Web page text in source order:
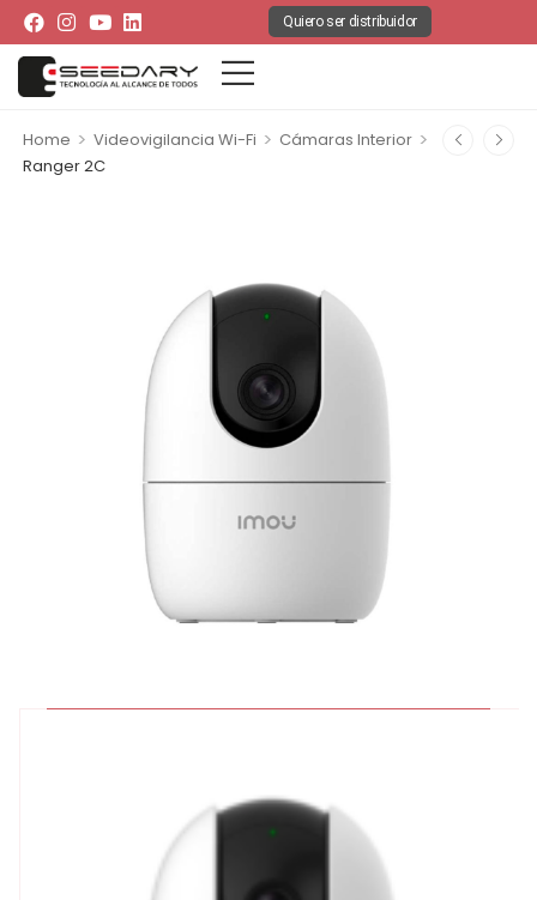
Quiero ser distribuidor
Home > Videovigilancia Wi-Fi > Cámaras Interior >
Ranger 2C